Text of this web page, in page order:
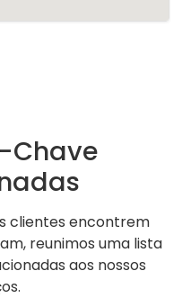
Chave
clientes encontrem
reunimos uma lista
aos nossos